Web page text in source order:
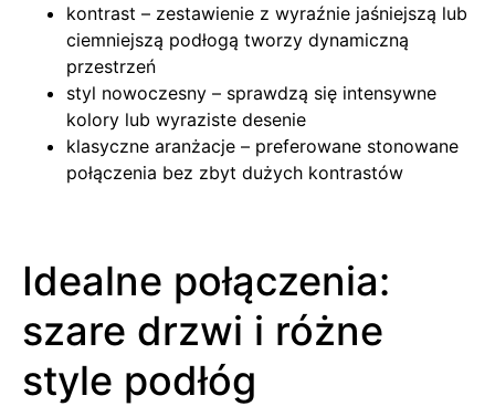
kontrast – zestawienie z wyraźnie jaśniejszą lub
ciemniejszą podłogą tworzy dynamiczną
przestrzeń
styl nowoczesny – sprawdzą się intensywne
kolory lub wyraziste desenie
klasyczne aranżacje – preferowane stonowane
połączenia bez zbyt dużych kontrastów
Idealne połączenia:
szare drzwi i różne
style podłóg